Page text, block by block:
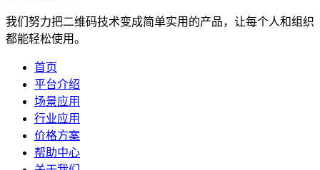
我们努力把二维码技术变成简单实用的产品，让每个人和组织
都能轻松使用。
首页
平台介绍
场景应用
行业应用
价格方案
帮助中心